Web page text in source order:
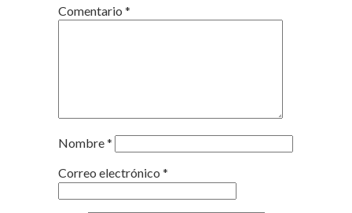
Comentario *
Nombre*
Correo electrónico *